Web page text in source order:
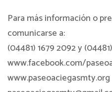
Para más información o
comunicarse a:
(04481) 1679 2092 y
www.facebook.com/
www.paseoaciegasmty.org